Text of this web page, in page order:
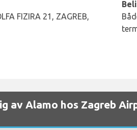
FIZIRA 21, ZAGREB,
av Alamo hos Zagreb